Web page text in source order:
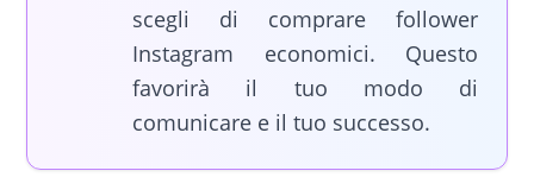
scegli di comprare follower
Instagram economici. Questo
favorirà il tuo modo di
comunicare e il tuo successo.